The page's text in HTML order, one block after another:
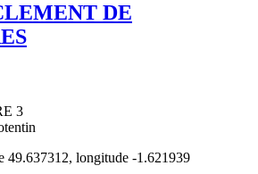
DE
3
49.637312, longitude -1.621939